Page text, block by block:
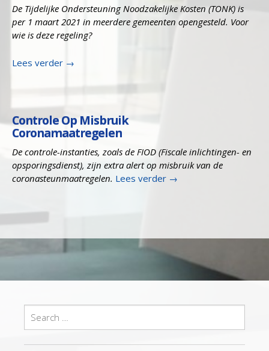
De Tijdelijke Ondersteuning Noodzakelijke Kosten (TONK) is
per 1 maart 2021 in meerdere gemeenten opengesteld. Voor
wie is deze regeling?
Lees verder →
Controle Op Misbruik
Coronamaatregelen
De controle-instanties, zoals de FIOD (Fiscale inlichtingen- en
opsporingsdienst), zijn extra alert op misbruik van de
coronasteunmaatregelen. Lees verder →
for: